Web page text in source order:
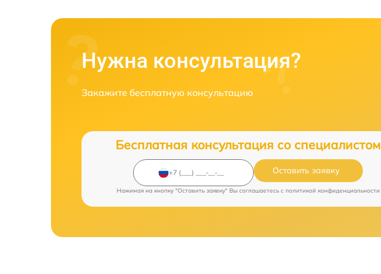
Нужна консультация?
Закажите бесплатную консультацию
Бесплатная консультация со специалистом
Оставить заявку
Нажимая на кнопку "Оставить заявку" Вы соглашаетесь c политикой конфиденциальности